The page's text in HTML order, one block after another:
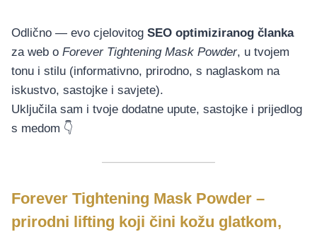
Odlično — evo cjelovitog SEO optimiziranog članka
za web o Forever Tightening Mask Powder, u tvojem
tonu i stilu (informativno, prirodno, s naglaskom na
iskustvo, sastojke i savjete).
Uključila sam i tvoje dodatne upute, sastojke i prijedlog
s medom 👇
Forever Tightening Mask Powder –
prirodni lifting koji čini kožu glatkom,